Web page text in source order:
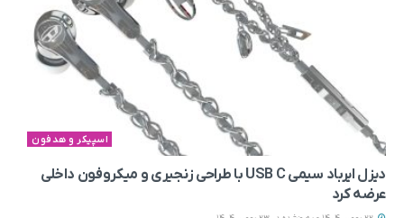
اسپیکر و هدفون
دیزل ایرباد سیمی USB C با طراحی زنجیری و میکروفون داخلی
عرضه کرد